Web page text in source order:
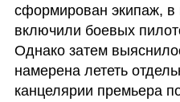
сформирован экипаж, в
включили боевых
Однако затем
намерена лететь
канцелярии премьера